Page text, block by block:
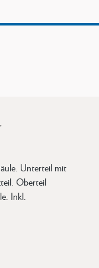
Unterteil mit
Oberteil
Inkl.